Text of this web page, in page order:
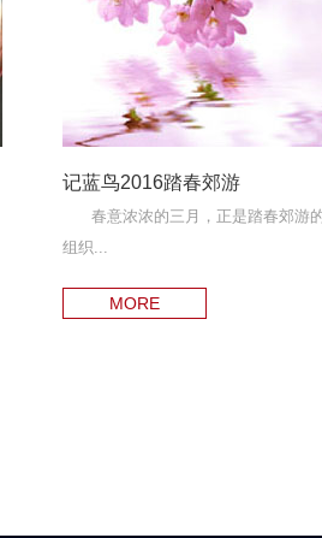
记蓝鸟2016踏春郊游
春意浓浓的三月，正是踏春郊游的
组织...
MORE